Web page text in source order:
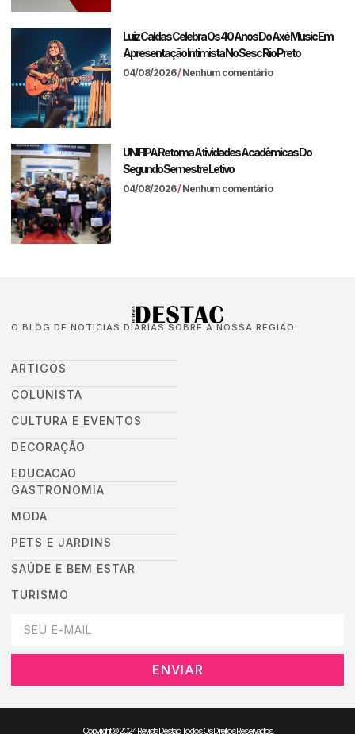
Luiz Caldas Celebra Os 40 Anos Do Axé Music Em
Apresentação Intimista No Sesc Rio Preto
04/08/2026 Nenhum comentário
UNIFIPA Retoma Atividades Acadêmicas Do
Segundo Semestre Letivo
04/08/2026 Nenhum comentário
O BLOG DE NOTÍCIAS DIÁRIAS SOBRE A NOSSA REGIÃO.
ARTIGOS
COLUNISTA
CULTURA E EVENTOS
DECORAÇÃO
EDUCACAO
GASTRONOMIA
MODA
PETS E JARDINS
SAÚDE E BEM ESTAR
TURISMO
ENVIAR
Copyright © 2024 Revista Destac. Todos Os Direitos Reservados.